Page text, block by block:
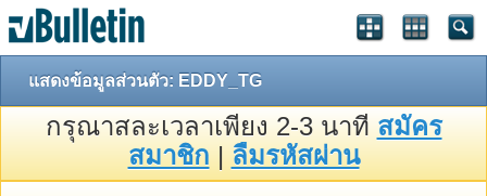
แสดงข้อมูลส่วนตัว: EDDY_TG
กรุณาสละเวลาเพียง 2-3 นาที สมัคร
สมาชิก | ลืมรหัสผ่าน